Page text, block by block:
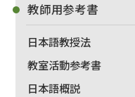
教師用参考書
日本語教授法
教室活動参考書
日本語概説